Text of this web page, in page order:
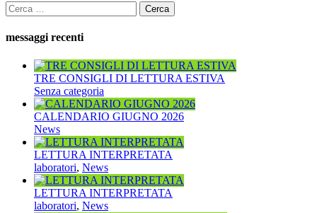
Ricerca
per:
messaggi recenti
TRE CONSIGLI DI LETTURA ESTIVA
Senza categoria
CALENDARIO GIUGNO 2026
News
LETTURA INTERPRETATA
laboratori, News
LETTURA INTERPRETATA
laboratori, News